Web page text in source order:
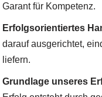
Garant für Kompetenz.
Erfolgsorientiertes
darauf ausgerichtet,
liefern.
Grundlage unseres